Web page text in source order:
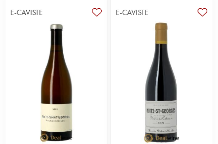
E-CAVISTE E-CAVISTE